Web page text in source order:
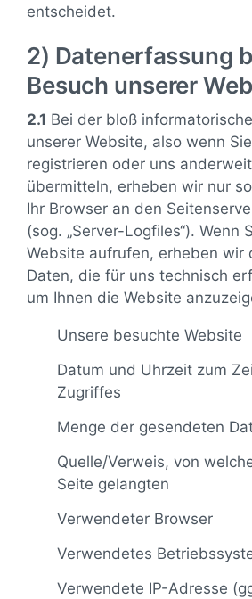
entscheidet.
2) Datenerfassung
Besuch unserer
2.1 Bei der bloß
unserer Website, also wenn
registrieren oder uns
übermitteln, erheben wir nur
Ihr Browser an den
(sog. „Server-Logfiles“). Wenn
Website aufrufen, erheben wir
Daten, die für uns technisch
um Ihnen die Website
Unsere besuchte Website
Datum und Uhrzeit zum
Zugriffes
Menge der gesendeten
Quelle/Verweis, von
Seite gelangten
Verwendeter Browser
Verwendetes
Verwendete IP-Adresse